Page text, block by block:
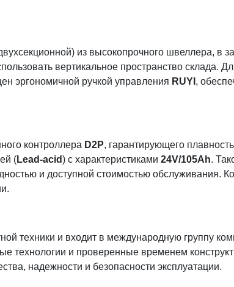
из высокопрочного швеллера, в
вертикальное пространство склада.
эргономичной ручкой управления RUYI ,
контроллера D2P, гарантирующего
(Lead-acid) с характеристиками 24V/105Ah.
и доступной стоимостью обслуживания.
техники и входит в международную группу
технологии и проверенные временем
надежности и безопасности эксплуатации.